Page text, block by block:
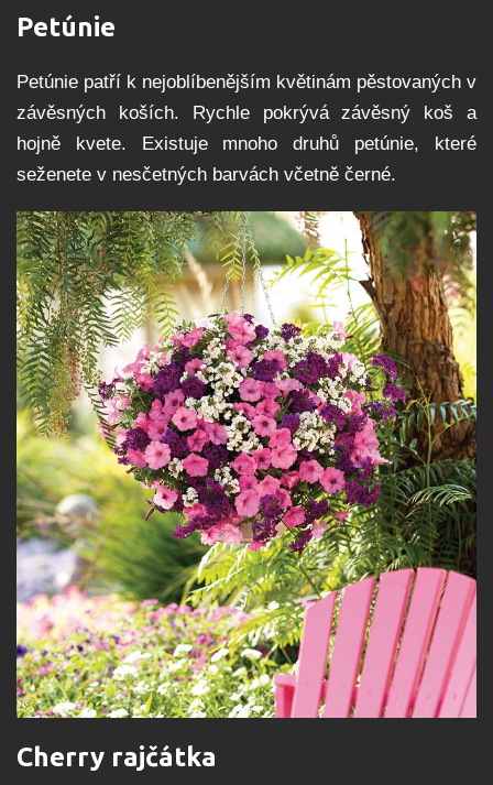
Petúnie
Petúnie patří k nejoblíbenějším květinám pěstovaných v
závěsných koších. Rychle pokrývá závěsný koš a
hojně kvete. Existuje mnoho druhů petúnie, které
seženete v nesčetných barvách včetně černé.
Cherry rajčátka